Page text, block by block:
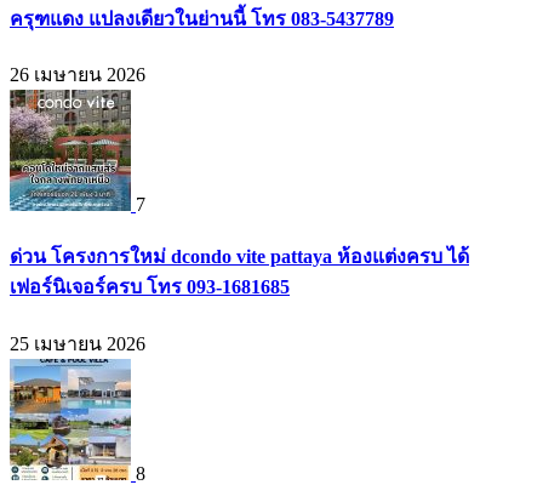
ครุฑแดง แปลงเดียวในย่านนี้ โทร 083-5437789
26 เมษายน 2026
7
ด่วน โครงการใหม่ dcondo vite pattaya ห้องแต่งครบ ได้
เฟอร์นิเจอร์ครบ โทร 093-1681685
25 เมษายน 2026
8